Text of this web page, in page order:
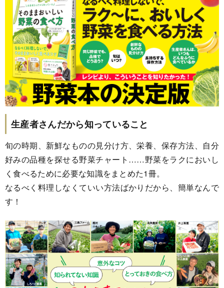
生産者さんだから知っていること
旬の時期、新鮮なものの見分け方、栄養、保存方法、自分
好みの品種を探せる野菜チャート……野菜をラクにおいし
く食べるために必要な知識をまとめた1冊。
なるべく料理しなくていい方法ばかりだから、簡単なんで
す！